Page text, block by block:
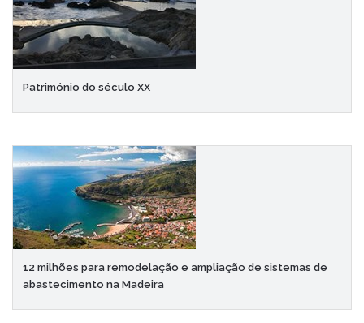
Património do século XX
12 milhões para remodelação e ampliação de sistemas de
abastecimento na Madeira